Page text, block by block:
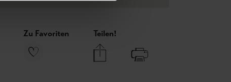
Zu Favoriten Teilen!